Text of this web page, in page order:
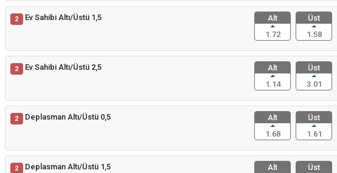
2 Ev Sahibi Altı/Üstü 1,5
Alt
1.72
Üst
1.58
2 Ev Sahibi Altı/Üstü 2,5
Alt
1.14
Üst
3.01
2 Deplasman Altı/Üstü 0,5
Alt
1.68
Üst
1.61
2 Deplasman Altı/Üstü 1,5
Alt
Üst